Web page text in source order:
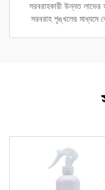
সরবরাহকারী উন্নত লাভের
সরবরাহ শৃঙ্খলের মাধ্যমে